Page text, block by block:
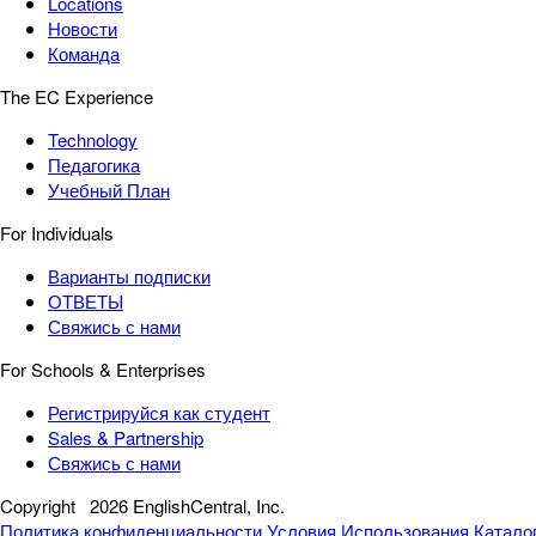
Новости
Команда
The EC Experience
Technology
Педагогика
Учебный План
For Individuals
Варианты подписки
ОТВЕТЫ
Свяжись с нами
For Schools & Enterprises
Регистрируйся как студент
Sales & Partnership
Свяжись с нами
Copyright 2026 EnglishCentral, Inc.